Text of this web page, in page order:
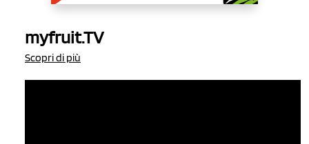
myfruit.TV
Scopri di più